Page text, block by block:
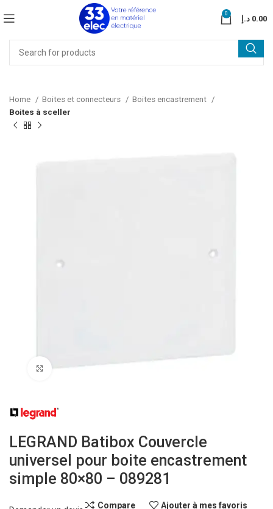
0
0.00 د.إ
Home Boites et connecteurs
Boites encastrement
Boites à sceller
Click to enlarge
LEGRAND Batibox Couvercle
universel pour boite encastrement
simple 80×80 – 089281
Compare Ajouter à mes favoris